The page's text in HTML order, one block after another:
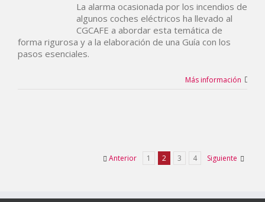
La alarma ocasionada por los incendios de
algunos coches eléctricos ha llevado al
CGCAFE a abordar esta temática de
forma rigurosa y a la elaboración de una Guía con los
pasos esenciales.
Más información
Anterior 1 2 3 4 Siguiente